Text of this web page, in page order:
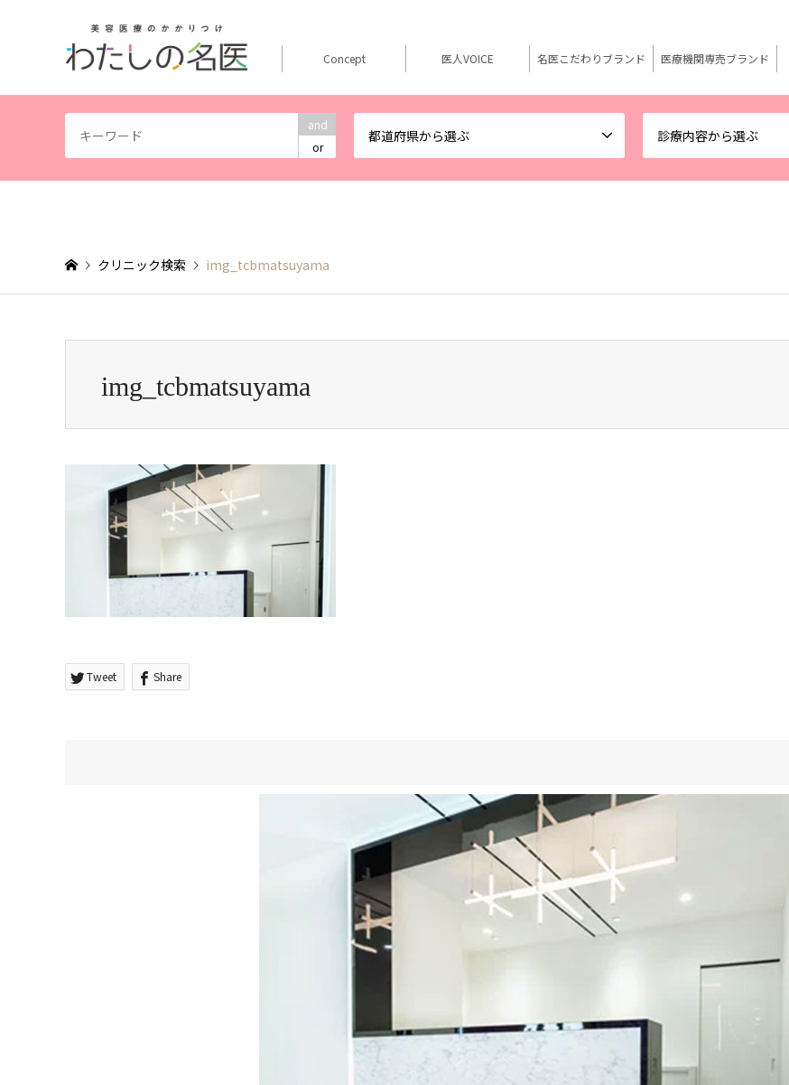
and
or
都道府県から選ぶ 診療内容から選ぶ
Concept 医人VOICE 名医こだわりブランド 医療機関専売ブランド
クリニック検索 img_tcbmatsuyama
img_tcbmatsuyama
Tweet Share